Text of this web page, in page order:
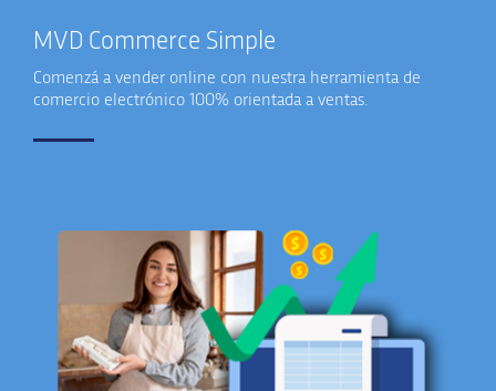
MVD Commerce Simple
Comenzá a vender online con nuestra herramienta de
comercio electrónico 100% orientada a ventas.